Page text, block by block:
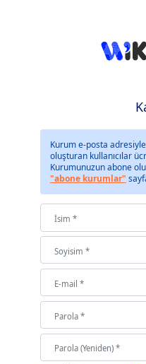
Kurum e-posta
oluşturan kullanıcılar
Kurumunuzun abone
"abone kurumlar"